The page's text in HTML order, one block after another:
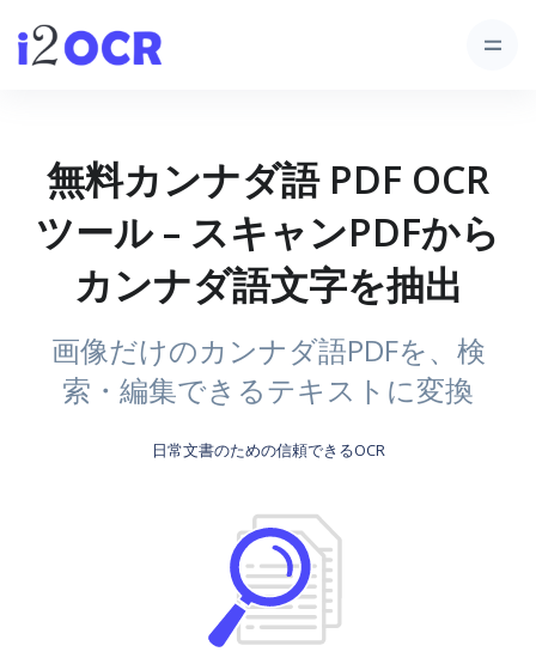
無料カンナダ語 PDF OCR
ツール – スキャンPDFから
カンナダ語文字を抽出
画像だけのカンナダ語PDFを、検
索・編集できるテキストに変換
日常文書のための信頼できるOCR